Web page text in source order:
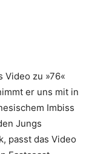
Video zu »76«
er uns mit in
Imbiss
Jungs
passt das Video